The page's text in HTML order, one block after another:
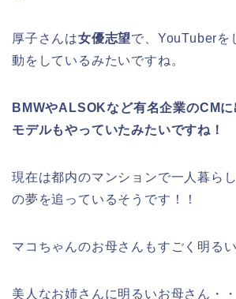
厚子さんは女優志望で、YouTuberを
動をしているみたいですね。
BMWやALSOKなど有名企業のCM
モデルもやっていたみたいですね！
現在は都内のマンションで一人暮ら
の夢を追っているそうです！！
マコちゃんのお母さんもすごく明る
美人なお姉さんに明るいお母さん・